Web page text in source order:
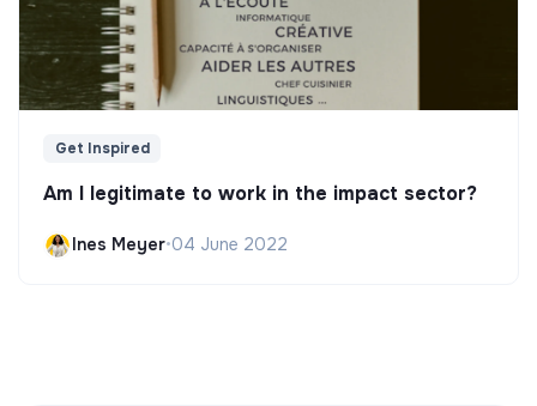
Get Inspired
Am I legitimate to work in the impact sector?
Ines Meyer•04 June 2022